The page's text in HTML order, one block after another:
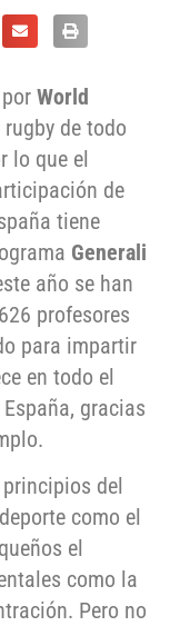
World
de todo
lo que el
de
tiene
Generali
año se han
profesores
para impartir
en todo el
gracias
del
como el
el
como la
Pero no